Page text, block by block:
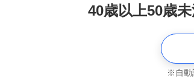
40歳以上50歳
自